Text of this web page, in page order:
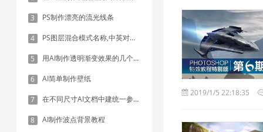
3 PS制作漂亮的流光线条
4 PS图层混合模式名称,中英对照表
5 用AI制作透明渐变效果的几个方法
6 AI简单制作壁纸
7 在不同尺寸AI文档中建统一参考线 - 方法1：对齐和分布
8 AI制作波点背景教程
2019/1/5 22:18:35